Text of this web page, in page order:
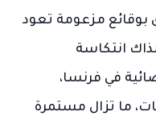
مزعومة تعود
آنذاك انتكاسة
في فرنسا،
ما تزال مستمرة